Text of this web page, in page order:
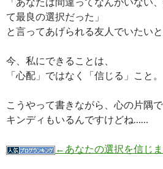
て最良の選択だった」
と言ってあげられる友人でいたいと
今、私にできることは、
「心配」ではなく「信じる」こと。
こうやって書きながら、心の片隅
キンディもいるんですけどね……
←あなたの選択を信じ